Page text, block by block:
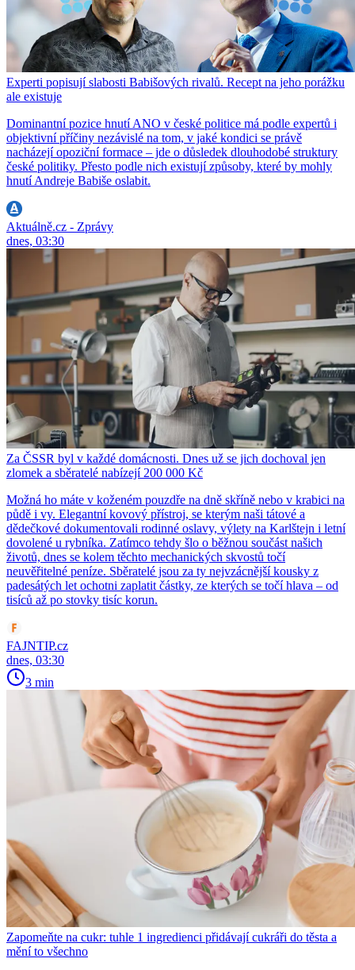
Experti popisují slabosti Babišových rivalů. Recept na jeho porážku
ale existuje
Dominantní pozice hnutí ANO v české politice má podle expertů i
objektivní příčiny nezávislé na tom, v jaké kondici se právě
nacházejí opoziční formace – jde o důsledek dlouhodobé struktury
české politiky. Přesto podle nich existují způsoby, které by mohly
hnutí Andreje Babiše oslabit.
Aktuálně.cz - Zprávy
dnes, 03:30
Za ČSSR byl v každé domácnosti. Dnes už se jich dochoval jen
zlomek a sběratelé nabízejí 200 000 Kč
Možná ho máte v koženém pouzdře na dně skříně nebo v krabici na
půdě i vy. Elegantní kovový přístroj, se kterým naši tátové a
dědečkové dokumentovali rodinné oslavy, výlety na Karlštejn i letní
dovolené u rybníka. Zatímco tehdy šlo o běžnou součást našich
životů, dnes se kolem těchto mechanických skvostů točí
neuvěřitelné peníze. Sběratelé jsou za ty nejvzácnější kousky z
padesátých let ochotni zaplatit částky, ze kterých se točí hlava – od
tisíců až po stovky tisíc korun.
FAJNTIP.cz
dnes, 03:30
3 min
Zapomeňte na cukr: tuhle 1 ingredienci přidávají cukráři do těsta a
mění to všechno